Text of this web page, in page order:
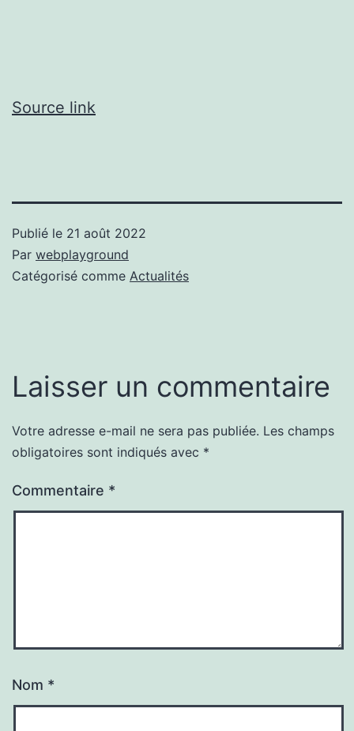
Source link
Publié le 21 août 2022
Par webplayground
Catégorisé comme Actualités
Laisser un commentaire
Votre adresse e-mail ne sera pas publiée. Les champs
obligatoires sont indiqués avec *
Commentaire *
Nom *